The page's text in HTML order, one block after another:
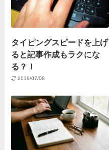
タイピングスピードを上げ
ると記事作成もラクにな
る？！
2019/07/08